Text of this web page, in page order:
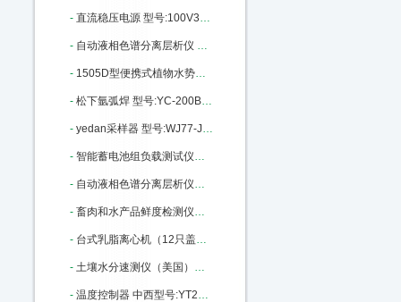
- 直流稳压电源 型号:100V30A库号：M406010
- 自动液相色谱分离层析仪 型号:MD99-3库号：M405990
- 1505D型便携式植物水势压力室 型号:ZX56-1505D库号：M405992
- 松下氩弧焊 型号:YC-200BL库号：M405995
- yedan采样器 型号:WJ77-JN3015-330ML库号：M347493
- 智能蓄电池组负载测试仪中西 型号:NYN-FZY-220-20库号：M364905
- 自动液相色谱分离层析仪（组合式）中西 型号:MC99-3库号：M405978
- 畜肉和水产品鲜度检测仪（中西器材） 型号:FX26-CSY-DS803库号：M203049
- 台式乳脂离心机（12只盖勃氏乳脂计）中西 型号:ZX8M/RZ50库号：M388599
- 土壤水分速测仪（美国）中西 型号:YS22/TDR300库号：M223519
- 温度控制器 中西型号:YT26/YLD-6402WG库号：M368186